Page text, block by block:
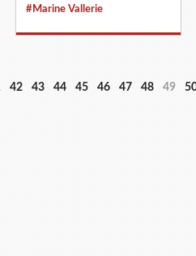
#Marine Vallerie
42 43 44 45 46 47 48 49